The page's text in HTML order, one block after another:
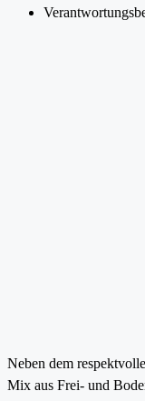
Neben dem
Mix aus Frei- und